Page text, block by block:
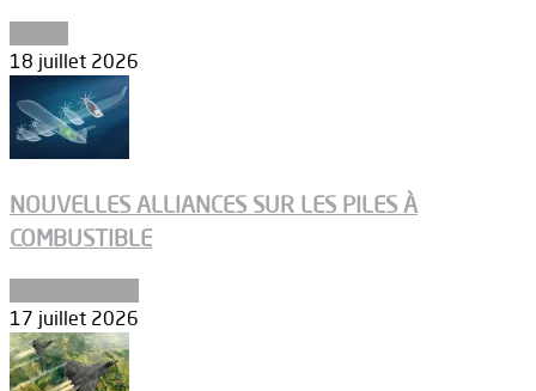
18 juillet 2026
NOUVELLES ALLIANCES SUR LES PILES À
COMBUSTIBLE
17 juillet 2026